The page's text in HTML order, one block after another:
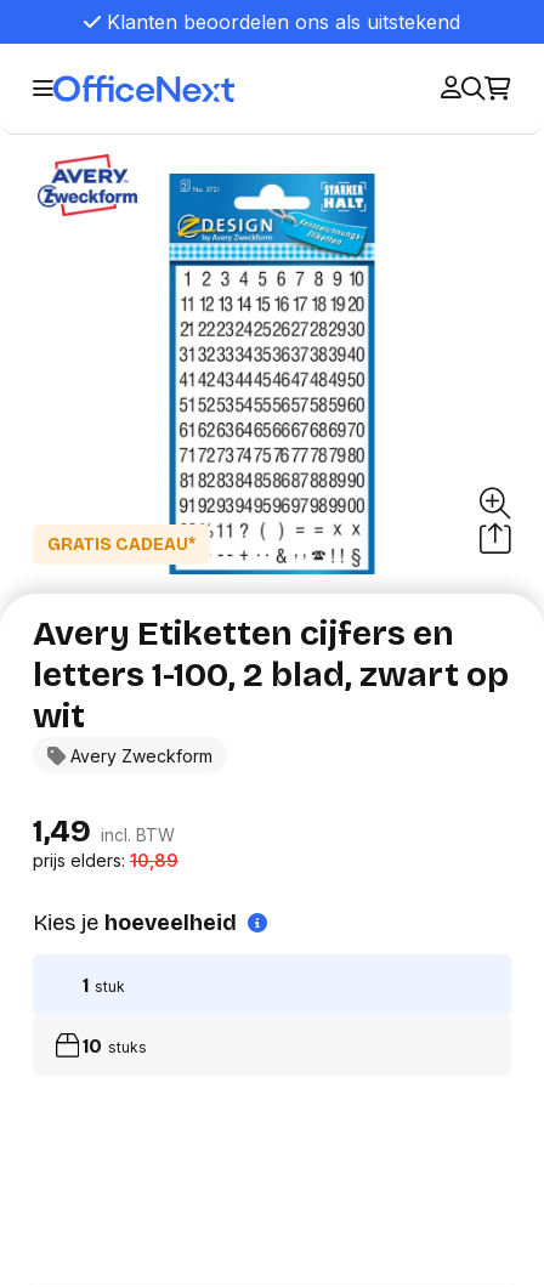
Klanten beoordelen ons als uitstekend
GRATIS CADEAU*
Avery Zweckform
Avery Etiketten cijfers en
letters 1-100, 2 blad, zwart op
wit
1,49 incl. BTW
prijs elders:10,89
Kies je hoeveelheid
1 stuk
10 stuks